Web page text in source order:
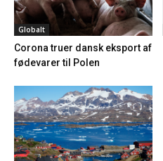
Globalt
Corona truer dansk eksport af
fødevarer til Polen